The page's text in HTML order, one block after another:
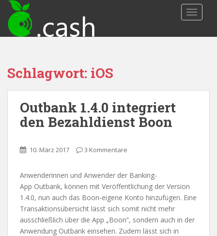
p
Schlagwort: iOS
Outbank 1.4.0 integriert
den Bezahldienst Boon
10. März 2017 3 Kommentare
Anwenderinnen und Anwender der Banking-
App Outbank, können mit Veröffentlichung der Version
1.4.0, nun auch das Boon-eigene Konto hinzufügen. Eine
Transaktionsübersicht lässt sich somit nicht mehr
ausschließlich über die App „Boon“, sondern auch in der
Anwendung Outbank einsehen. Zudem lässt sich in